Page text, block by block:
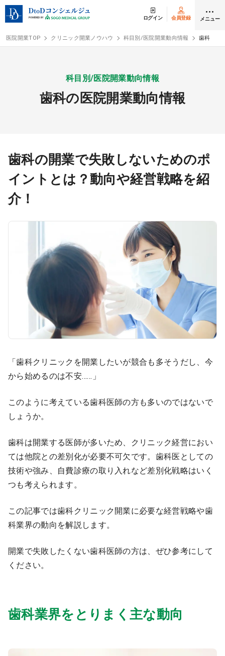
ログイン 会員登録 メニュー
クリニック開業
開業までの流れ
開業スタイル
継承開業（医院継承）
新規開業（戸建て・テナント）
開業支援事例
開業支援事例
施工事例
開業ノウハウ
開業セミナー
個別相談会
受付時間 9:00 ～ 18:00（平日）
0120-315-606
医師求人
医院開業TOP クリニック開業ノウハウ 科目別/医院開業動向情報 歯科
科目別/医院開業動向情報
歯科の医院開業動向情報
歯科の開業で失敗しないためのポ
イントとは？動向や経営戦略を紹
介！
「歯科クリニックを開業したいが競合も多そうだし、今
から始めるのは不安……」
このように考えている歯科医師の方も多いのではないで
しょうか。
歯科は開業する医師が多いため、クリニック経営におい
ては他院との差別化が必要不可欠です。歯科医としての
技術や強み、自費診療の取り入れなど差別化戦略はいく
つも考えられます。
この記事では歯科クリニック開業に必要な経営戦略や歯
科業界の動向を解説します。
開業で失敗したくない歯科医師の方は、ぜひ参考にして
ください。
歯科業界をとりまく主な動向